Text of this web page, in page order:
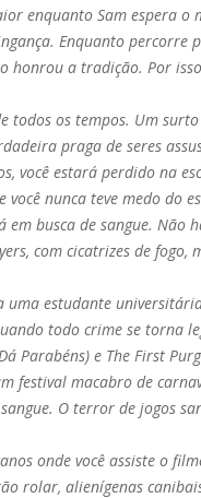
enquanto Sam espera
Enquanto percorre
honrou a tradição. Por
os tempos. Um
praga de seres
você estará perdido na
nunca teve medo do
em busca de sangue. Não
com cicatrizes de fogo,
uma estudante
todo crime se torna
Parabéns) e The First
festival macabro de
O terror de jogos
onde você assiste o
rolar, alienígenas